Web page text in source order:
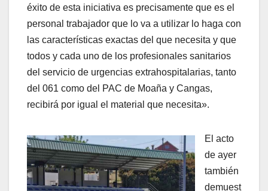
éxito de esta iniciativa es precisamente que es el
personal trabajador que lo va a utilizar lo haga con
las características exactas del que necesita y que
todos y cada uno de los profesionales sanitarios
del servicio de urgencias extrahospitalarias, tanto
del 061 como del PAC de Moaña y Cangas,
recibirá por igual el material que necesita».
El acto
de ayer
también
demuest